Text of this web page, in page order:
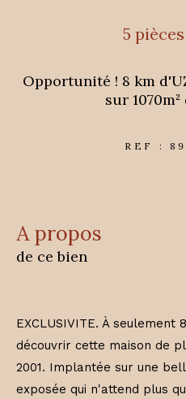
5 pièces
Opportunité ! 8 km
sur
REF :
a propos
de ce bien
EXCLUSIVITE. À seulement
découvrir cette maison de
2001. Implantée sur une
exposée qui n'attend plus